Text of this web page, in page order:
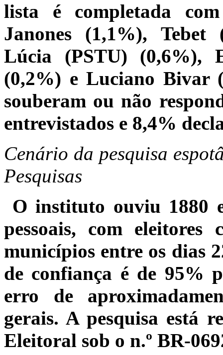
lista é completada
Janones (1,1%),
Lúcia (PSTU) (0,6%),
(0,2%) e Luciano Bivar
souberam ou não
entrevistados e 8,4%
Cenário da pesquisa
Pesquisas
O instituto ouviu 1880
pessoais, com
municípios entre os dias
de confiança é de 95%
erro de
gerais. A pesquisa está
Eleitoral sob o n.º BR-